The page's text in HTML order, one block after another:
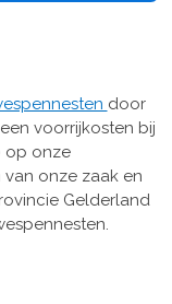
door
voorrijkosten bij
op onze
onze zaak en
Gelderland